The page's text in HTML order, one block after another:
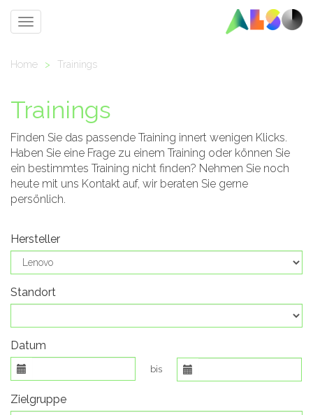
Toggle
Home > Trainings
Trainings
Finden Sie das passende Training innert wenigen Klicks.
Haben Sie eine Frage zu einem Training oder können Sie
ein bestimmtes Training nicht finden? Nehmen Sie noch
heute mit uns Kontakt auf, wir beraten Sie gerne
persönlich.
Hersteller
Standort
Datum
bis
Zielgruppe